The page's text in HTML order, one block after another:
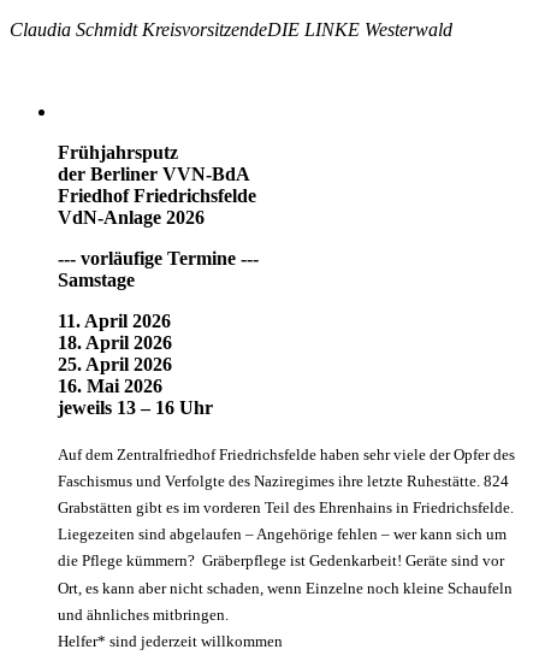
Claudia Schmidt KreisvorsitzendeDIE LINKE Westerwald
Frühjahrsputz
der Berliner VVN-BdA
Friedhof Friedrichsfelde
VdN-Anlage 2026
--- vorläufige Termine ---
Samstage
11. April 2026
18. April 2026
25. April 2026
16. Mai 2026
jeweils 13 – 16 Uhr
Auf dem Zentralfriedhof Friedrichsfelde haben sehr viele der Opfer des
Faschismus und Verfolgte des Naziregimes ihre letzte Ruhestätte. 824
Grabstätten gibt es im vorderen Teil des Ehrenhains in Friedrichsfelde.
Liegezeiten sind abgelaufen – Angehörige fehlen – wer kann sich um
die Pflege kümmern? Gräberpflege ist Gedenkarbeit! Geräte sind vor
Ort, es kann aber nicht schaden, wenn Einzelne noch kleine Schaufeln
und ähnliches mitbringen.
Helfer* sind jederzeit willkommen